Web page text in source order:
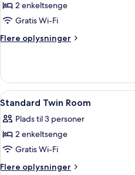
once/week)
Twin
Room
(Long
with
Housekeeping
Service
once/week)
2 enkeltsenge
Gratis Wi-Fi
Flere oplysninger
Flere
Twin
Room
(Long
Special
with
Service
once/week)
Indlæs
alle
billeder
af
Standard
Twin
13
Standard Twin Room
Plads til 3 personer
2 enkeltsenge
Gratis Wi-Fi
Flere oplysninger
Flere